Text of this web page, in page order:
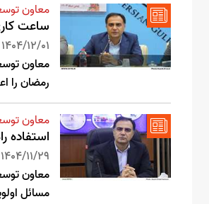
معاون
ساعت
1404/12/01 - 22:49
معاون
رمضان را اعلام
معاون
استفاده
1404/11/29 - 07:57
معاون
مسائل